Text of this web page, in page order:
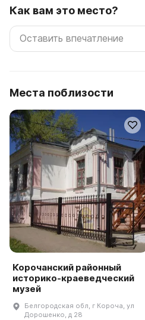
Как вам это место?
Места поблизости
Корочанский районный
историко-краеведческий
музей
Белгородская обл, г Короча, ул
Дорошенко, д 28